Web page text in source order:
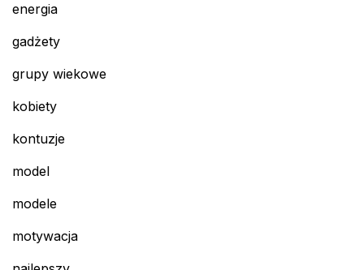
energia
gadżety
grupy wiekowe
kobiety
kontuzje
model
modele
motywacja